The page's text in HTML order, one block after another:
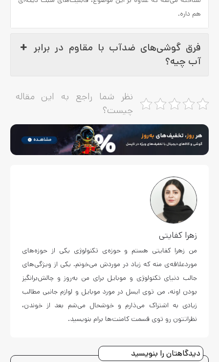
هم داره.
فرق گوشی‌های ضدآب با مقاوم در برابر
آب چیه؟
نظر شما راجع به این مقاله
چیست؟
زهرا کفایتی
من زهرا کفایتی هستم و حوزه‌ی تکنولوژی یکی از حوزه‌های
موردعلاقه‌ی منه که زیاد در موردش می‌خونم. یکی از ویژگی‌های
جالب دنیای تکنولوژی و موبایل برای من به‌روز و چالش‌برانگیز
بودن اونه. من توی ایسل در مورد موبایل و لوازم جانبی مطالب
زیادی به اشتراک می‌ذارم و خوشحال می‌شم بعد از خوندن،
نظراتتون رو توی قسمت کامنت‌ها برام بنویسید.
دیدگاهتان را بنویسید